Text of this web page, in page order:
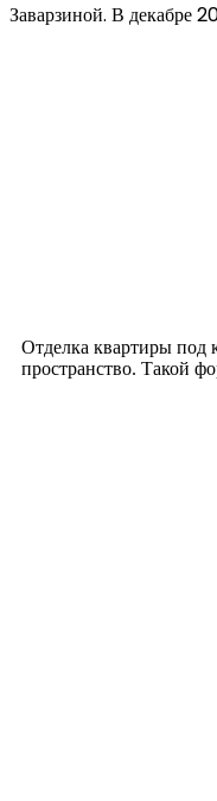
Заварзиной. В декабре
Отделка квартиры под
пространство. Такой